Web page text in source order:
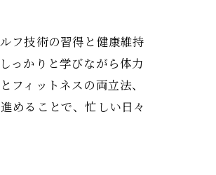
フ技術の習得と健康維持
っかりと学びながら体力
ィットネスの両立法、
めることで、忙しい日々